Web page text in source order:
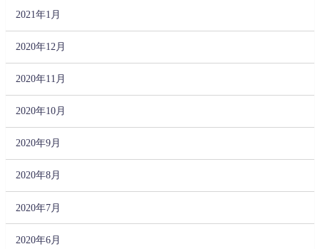
2021年1月
2020年12月
2020年11月
2020年10月
2020年9月
2020年8月
2020年7月
2020年6月